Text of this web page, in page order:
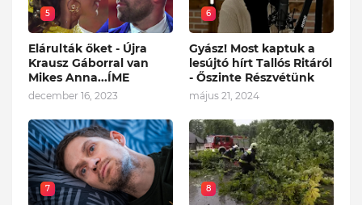
5
Elárulták őket - Újra
Krausz Gáborral van
Mikes Anna...ÍME
december 16, 2023
6
Gyász! Most kaptuk a
lesújtó hírt Tallós Ritáról
- Őszinte Részvétünk
május 21, 2024
7 8